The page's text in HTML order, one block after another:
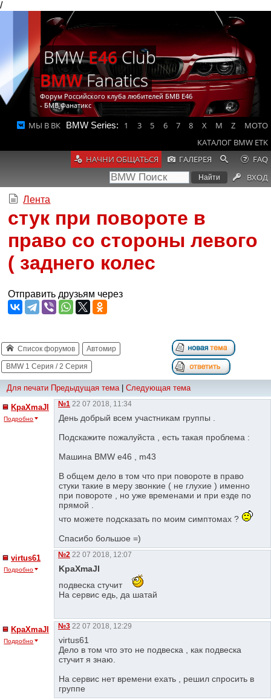
/
BMWE46Club
BMWFanatics
Форум Российского клуба любителей БМВ Е46
- БМВ Фанатикс
МЫ В ВК BMW Series: 1 3 5 6 7 8 X M Z
MOTO
КАТАЛОГ BMW ETK
НАЧНИ ОБЩАТЬСЯ
ГАЛЕРЕЯ
FAQ
ВХОД
Лента
стук при повороте в
право со стороны левого
( заднего колес
Отправить друзьям через
Список форумов Автомир
BMW 1 Серия / 2 Серия
Для печати Предыдущая тема| Следующая тема
KpaXmaJI
Подробно
№1 22 07 2018, 11:34
День добрый всем участникам группы .
Подскажите пожалуйста , есть такая проблема :
Машина BMW e46 , m43
В общем дело в том что при повороте в право
стуки такие в меру звонкие ( не глухие ) именно
при повороте , но уже временами и при езде по
прямой .
что можете подсказать по моим симптомах ?
Спасибо большое =)
virtus61
Подробно
№2 22 07 2018, 12:07
KpaXmaJI
подвеска стучит
На сервис едь, да шатай
KpaXmaJI
Подробно
№3 22 07 2018, 12:29
virtus61
Дело в том что это не подвеска , как подвеска
стучит я знаю.
На сервис нет времени ехать , решил спросить в
группе